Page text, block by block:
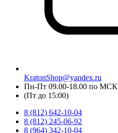
KratonShop@yandex.ru
Пн-Пт 09.00-18.00 по МСК
(Пт до 15:00)
8 (812) 642-10-04
8 (812) 245-06-92
8 (964) 342-10-04